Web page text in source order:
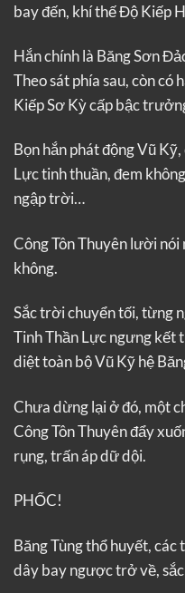
bay đến, khí thế Độ Kiếp
Hắn chính là Băng Sơn
Theo sát phía sau, còn có
Kiếp Sơ Kỳ cấp bậc
Bọn hắn phát động Vũ
Lực tinh thuần, đem
ngập trời…
Công Tôn Thuyên lười
không.
Sắc trời chuyển tối, từng
Tinh Thần Lực ngưng kết
diệt toàn bộ Vũ Kỹ hệ
Chưa dừng lại ở đó, một
Công Tôn Thuyên đẩy
rụng, trấn áp dữ dội.
PHỐC!
Băng Tùng thổ huyết,
dây bay ngược trở về,